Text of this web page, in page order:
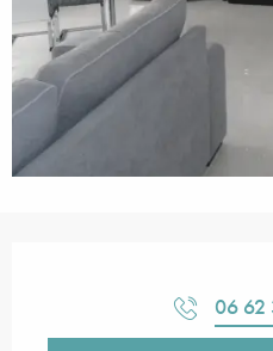
06 62